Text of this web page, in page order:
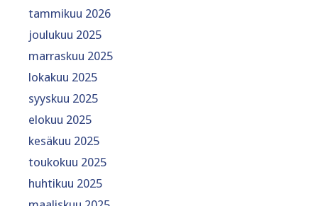
tammikuu 2026
joulukuu 2025
marraskuu 2025
lokakuu 2025
syyskuu 2025
elokuu 2025
kesäkuu 2025
toukokuu 2025
huhtikuu 2025